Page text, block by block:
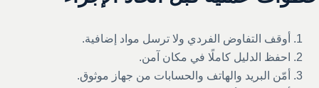
أوقف التفاوض الفردي ولا ترسل مواد إضافية.
احفظ الدليل كاملًا في مكان آمن.
أمّن البريد والهاتف والحسابات من جهاز موثوق.